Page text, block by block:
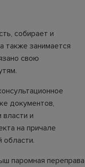
собирает и
также занимается
свою
документов,
власти и
на причале
паромная переправа